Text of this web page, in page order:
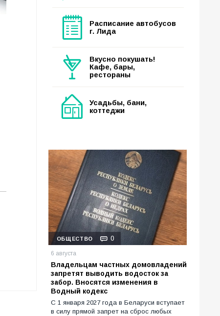
Расписание автобусов
г. Лида
Вкусно покушать!
Кафе, бары,
рестораны
Усадьбы, бани,
коттеджи
ОБЩЕСТВО 0
6 августа
Владельцам частных домовладений
запретят выводить водосток за
забор. Вносятся изменения в
Водный кодекс
С 1 января 2027 года в Беларуси вступает
в силу прямой запрет на сброс любых